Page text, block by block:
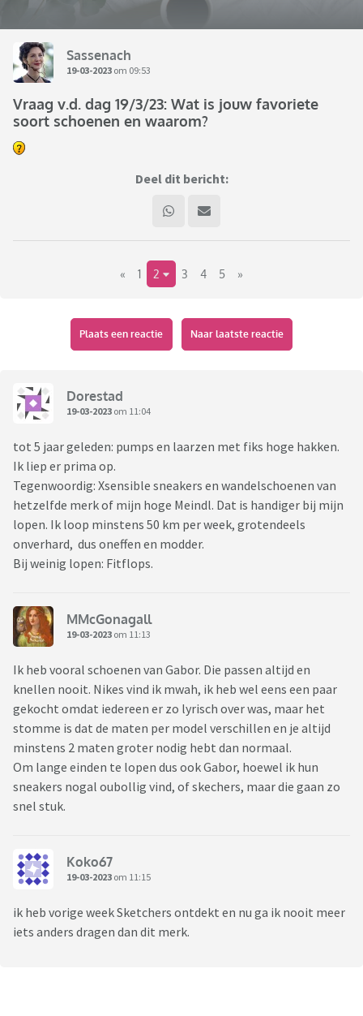
Sassenach
19-03-2023 om 09:53
Vraag v.d. dag 19/3/23: Wat is jouw favoriete
soort schoenen en waarom?
Deel dit bericht:
« 1 2 3 4 5 »
Plaats een reactie Naar laatste reactie
Dorestad
19-03-2023 om 11:04
tot 5 jaar geleden: pumps en laarzen met fiks hoge hakken.
Ik liep er prima op.
Tegenwoordig: Xsensible sneakers en wandelschoenen van
hetzelfde merk of mijn hoge Meindl. Dat is handiger bij mijn
lopen. Ik loop minstens 50 km per week, grotendeels
onverhard, dus oneffen en modder.
Bij weinig lopen: Fitflops.
MMcGonagall
19-03-2023 om 11:13
Ik heb vooral schoenen van Gabor. Die passen altijd en
knellen nooit. Nikes vind ik mwah, ik heb wel eens een paar
gekocht omdat iedereen er zo lyrisch over was, maar het
stomme is dat de maten per model verschillen en je altijd
minstens 2 maten groter nodig hebt dan normaal.
Om lange einden te lopen dus ook Gabor, hoewel ik hun
sneakers nogal oubollig vind, of skechers, maar die gaan zo
snel stuk.
Koko67
19-03-2023 om 11:15
ik heb vorige week Sketchers ontdekt en nu ga ik nooit meer
iets anders dragen dan dit merk.